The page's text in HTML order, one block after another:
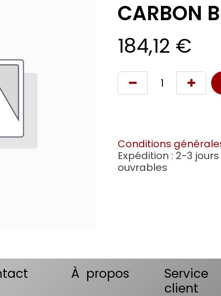
CARBON
184,12 €
Conditions
Expédition : 2-3 jours
ouvrables
À propos
Service
client